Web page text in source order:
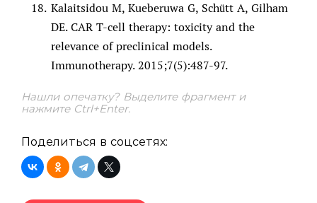
Kalaitsidou M, Kueberuwa G, Schütt A, Gilham
DE. CAR T-cell therapy: toxicity and the
relevance of preclinical models.
Immunotherapy. 2015;7(5):487-97.
Нашли опечатку? Выделите фрагмент и
нажмите Ctrl+Enter.
Поделиться в соцсетях: